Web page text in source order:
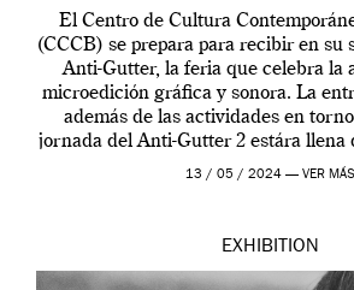
El Centro de Cultura
(CCCB) se prepara para recibir en su
Anti-Gutter, la feria que celebra la
microedición gráfica y sonora. La
además de las actividades en
jornada del Anti-Gutter 2 estára llena
[…]
13 / 05 / 2024 — VER MÁS
EXHIBITION